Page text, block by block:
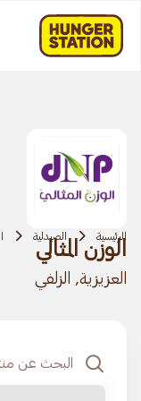
الرئيسية الصيدلية
الوزن المثالي
العزيزية, الزلفي